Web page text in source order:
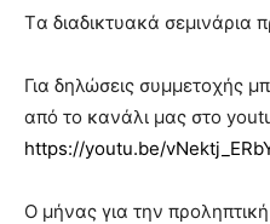
Tα διαδικτυακά
Για δηλώσεις συμμετοχής
από το κανάλι μας στο
https://youtu.be/
Ο μήνας για την προληπτική